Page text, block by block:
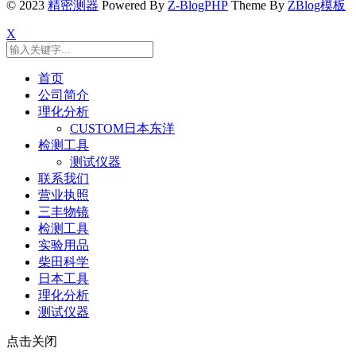
© 2023 精密测器 Powered By Z-BlogPHP Theme By ZBlog模板
X
首页
公司简介
理化分析
CUSTOM日本东洋
检测工具
测试仪器
联系我们
营业执照
三丰物镜
检测工具
实验用品
柴田科学
日本工具
理化分析
测试仪器
点击关闭